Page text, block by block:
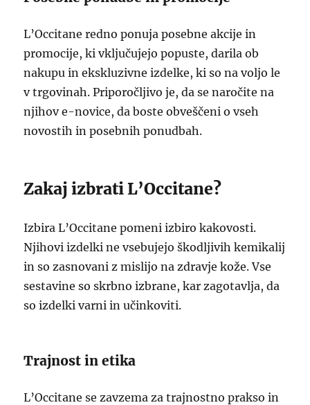
L’Occitane redno ponuja posebne akcije in
promocije, ki vključujejo popuste, darila ob
nakupu in ekskluzivne izdelke, ki so na voljo le
v trgovinah. Priporočljivo je, da se naročite na
njihov e-novice, da boste obveščeni o vseh
novostih in posebnih ponudbah.
Zakaj izbrati L’Occitane?
Izbira L’Occitane pomeni izbiro kakovosti.
Njihovi izdelki ne vsebujejo škodljivih kemikalij
in so zasnovani z mislijo na zdravje kože. Vse
sestavine so skrbno izbrane, kar zagotavlja, da
so izdelki varni in učinkoviti.
Trajnost in etika
L’Occitane se zavzema za trajnostno prakso in